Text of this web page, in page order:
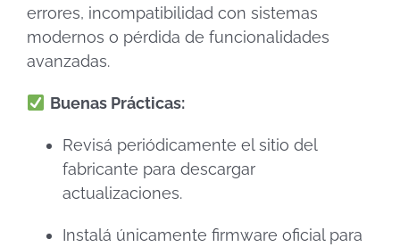
errores, incompatibilidad con sistemas
modernos o pérdida de funcionalidades
avanzadas.
Buenas Prácticas:
Revisá periódicamente el sitio del
fabricante para descargar
actualizaciones.
Instalá únicamente firmware oficial para